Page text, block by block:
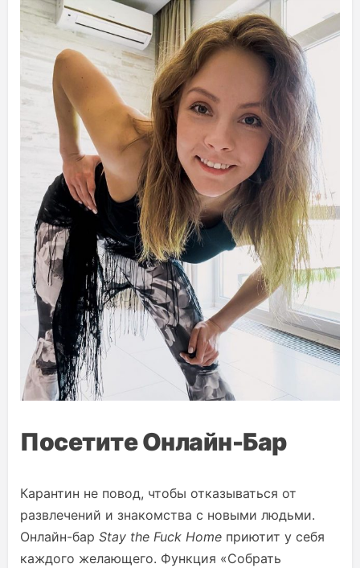
Посетите Онлайн-Бар
Карантин не повод, чтобы отказываться от
развлечений и знакомства с новыми людьми.
Онлайн-бар Stay the Fuck Home приютит у себя
каждого желающего. Функция «Собрать